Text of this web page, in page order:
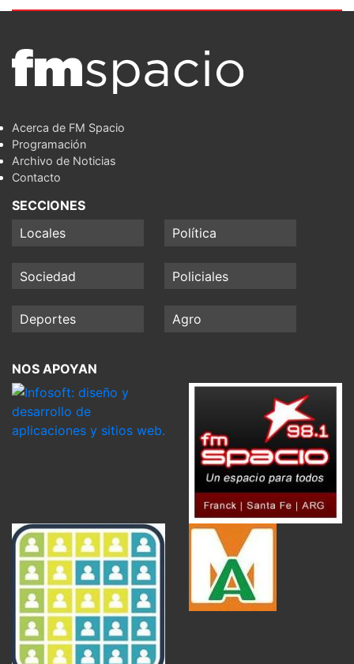
Acerca de FM Spacio
Programación
Archivo de Noticias
Contacto
SECCIONES
Locales
Política
Sociedad Policiales
Deportes Agro
NOS APOYAN